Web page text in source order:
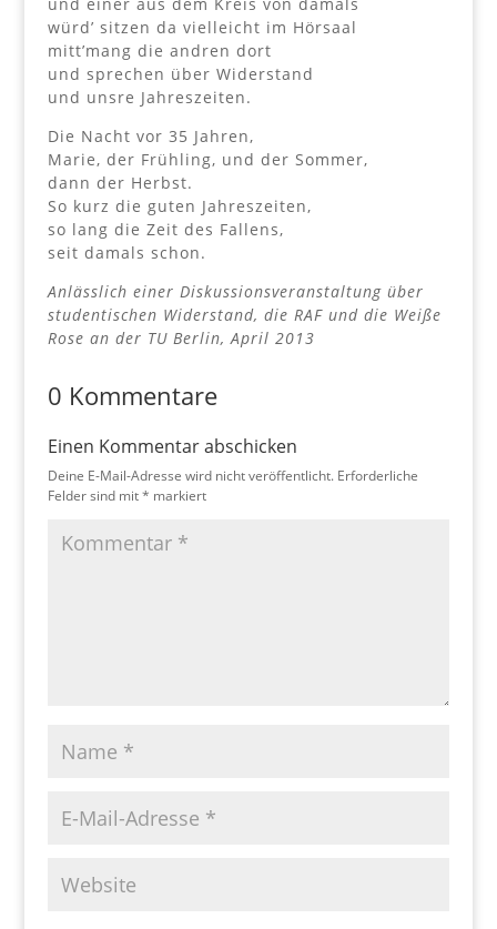
würd’ sitzen da vielleicht im Hörsaal
mitt’mang die andren dort
und sprechen über Widerstand
und unsre Jahreszeiten.
Die Nacht vor 35 Jahren,
Marie, der Frühling, und der Sommer,
dann der Herbst.
So kurz die guten Jahreszeiten,
so lang die Zeit des Fallens,
seit damals schon.
Anlässlich einer Diskussionsveranstaltung über
studentischen Widerstand, die RAF und die Weiße
Rose an der TU Berlin, April 2013
0 Kommentare
Einen Kommentar abschicken
Deine E-Mail-Adresse wird nicht veröffentlicht. Erforderliche
Felder sind mit* markiert